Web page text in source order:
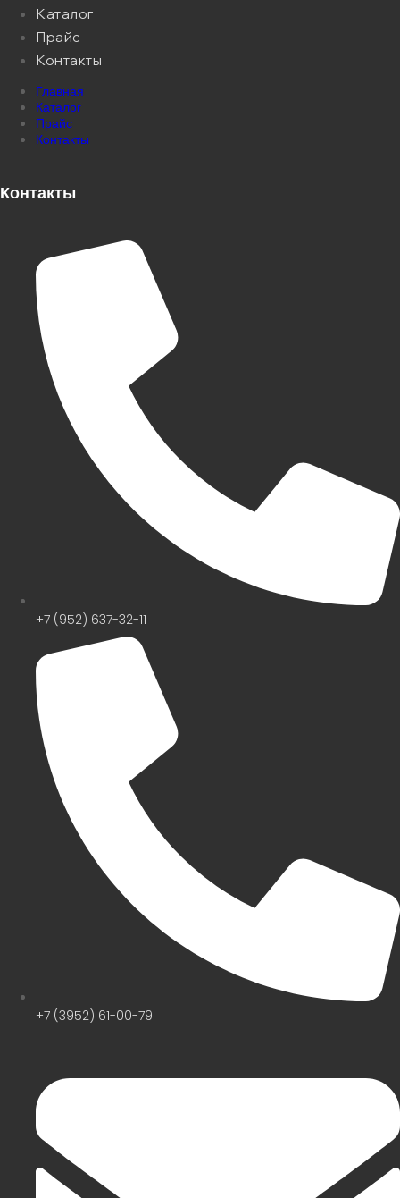
Каталог
Прайс
Контакты
Главная
Каталог
Прайс
Контакты
Контакты
+7 (952) 637-32-11
+7 (3952) 61-00-79